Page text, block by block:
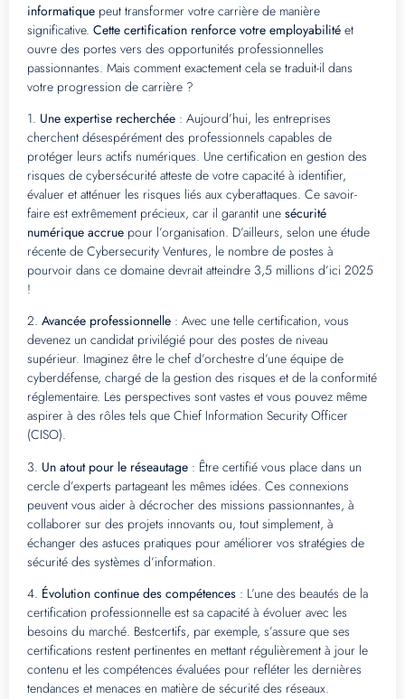
informatique peut transformer votre carrière de manière
significative. Cette certification renforce votre employabilité et
ouvre des portes vers des opportunités professionnelles
passionnantes. Mais comment exactement cela se traduit-il dans
votre progression de carrière ?
1. Une expertise recherchée : Aujourd’hui, les entreprises
cherchent désespérément des professionnels capables de
protéger leurs actifs numériques. Une certification en gestion des
risques de cybersécurité atteste de votre capacité à identifier,
évaluer et atténuer les risques liés aux cyberattaques. Ce savoir-
faire est extrêmement précieux, car il garantit une sécurité
numérique accrue pour l’organisation. D’ailleurs, selon une étude
récente de Cybersecurity Ventures, le nombre de postes à
pourvoir dans ce domaine devrait atteindre 3,5 millions d’ici 2025
!
2. Avancée professionnelle : Avec une telle certification, vous
devenez un candidat privilégié pour des postes de niveau
supérieur. Imaginez être le chef d’orchestre d’une équipe de
cyberdéfense, chargé de la gestion des risques et de la conformité
réglementaire. Les perspectives sont vastes et vous pouvez même
aspirer à des rôles tels que Chief Information Security Officer
(CISO).
3. Un atout pour le réseautage : Être certifié vous place dans un
cercle d’experts partageant les mêmes idées. Ces connexions
peuvent vous aider à décrocher des missions passionnantes, à
collaborer sur des projets innovants ou, tout simplement, à
échanger des astuces pratiques pour améliorer vos stratégies de
sécurité des systèmes d’information.
4. Évolution continue des compétences : L’une des beautés de la
certification professionnelle est sa capacité à évoluer avec les
besoins du marché. Bestcertifs, par exemple, s’assure que ses
certifications restent pertinentes en mettant régulièrement à jour le
contenu et les compétences évaluées pour refléter les dernières
tendances et menaces en matière de sécurité des réseaux.